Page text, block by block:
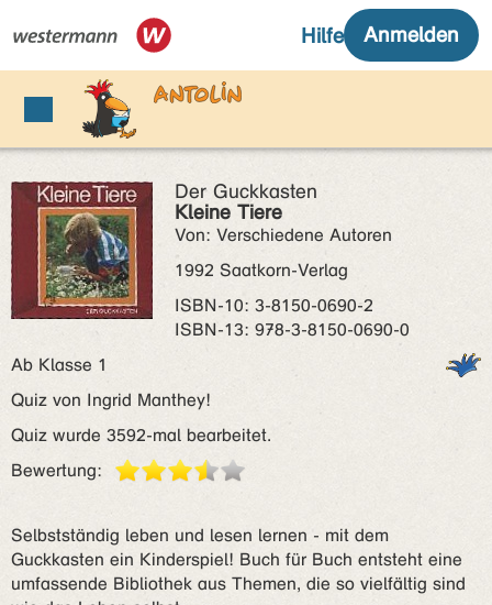
Der Guckkasten
Kleine Tiere
Von: Verschiedene Autoren
1992 Saatkorn-Verlag
ISBN‑10: 3-8150-0690-2
ISBN‑13: 978-3-8150-0690-0
Ab Klasse 1
Quiz von Ingrid Manthey!
Quiz wurde 3592-mal bearbeitet.
Bewertung:
Selbstständig leben und lesen lernen - mit dem
Guckkasten ein Kinderspiel! Buch für Buch entsteht eine
umfassende Bibliothek aus Themen, die so vielfältig sind